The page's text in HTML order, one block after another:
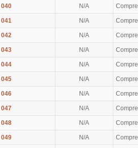
040 N/A
041 N/A
042 N/A
043 N/A
044 N/A
045 N/A
046 N/A
047 N/A
048 N/A
049 N/A